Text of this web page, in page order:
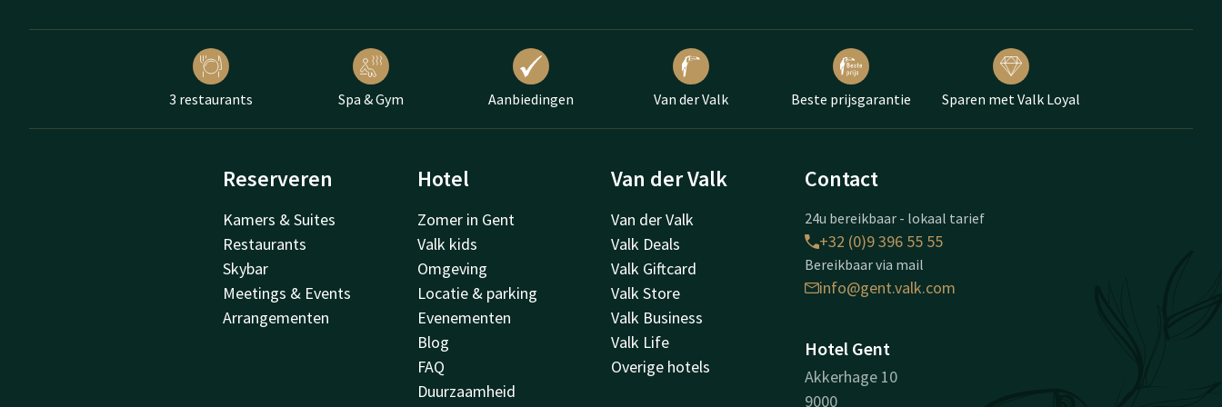
3 restaurants Spa & Gym Aanbiedingen Van der Valk Beste prijsgarantie Sparen met Valk Loyal
Reserveren
Kamers & Suites
Restaurants
Skybar
Meetings & Events
Arrangementen
Hotel
Zomer in Gent
Valk kids
Omgeving
Locatie & parking
Evenementen
Blog
FAQ
Duurzaamheid
Van der Valk
Van der Valk
Valk Deals
Valk Giftcard
Valk Store
Valk Business
Valk Life
Overige hotels
Contact
24u bereikbaar - lokaal tarief
+32 (0)9 396 55 55
Bereikbaar via mail
info@gent.valk.com
Hotel Gent
Akkerhage 10
9000